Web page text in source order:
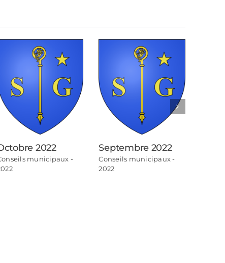
2022
municipaux -
Septembre 2022
Conseils municipaux -
2022